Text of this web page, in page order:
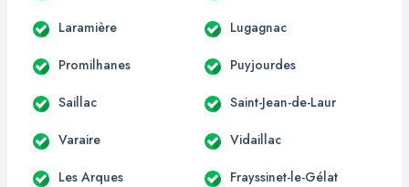
Laramière Lugagnac
Promilhanes Puyjourdes
Saillac Saint-Jean-de-Laur
Varaire Vidaillac
Les Arques Frayssinet-le-Gélat